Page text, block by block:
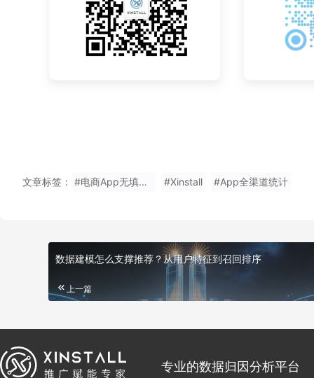
文章标签： #电商App无填地推码安装 #Xinstall #App全渠道统计
数据建模怎么支撑推荐？从用户特征到召回排序
上一篇
专业的数据归因分析平台